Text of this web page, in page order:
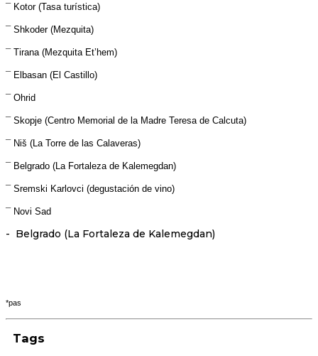
¯ Kotor (Tasa turística)
¯ Shkoder (Mezquita)
¯ Tirana (Mezquita Et’hem)
¯ Elbasan (El Castillo)
¯ Ohrid
¯ Skopje (Centro Memorial de la Madre Teresa de Calcuta)
¯ Niš (La Torre de las Calaveras)
¯ Belgrado (La Fortaleza de Kalemegdan)
¯ Sremski Karlovci (degustación de vino)
¯ Novi Sad
- Belgrado (La Fortaleza de Kalemegdan)
*pas
Tags